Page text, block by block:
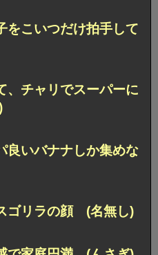
をこいつだけ拍手して
、チャリでスーパーに
良いバナナしか集めな
ゴリラの顔 (名無し)